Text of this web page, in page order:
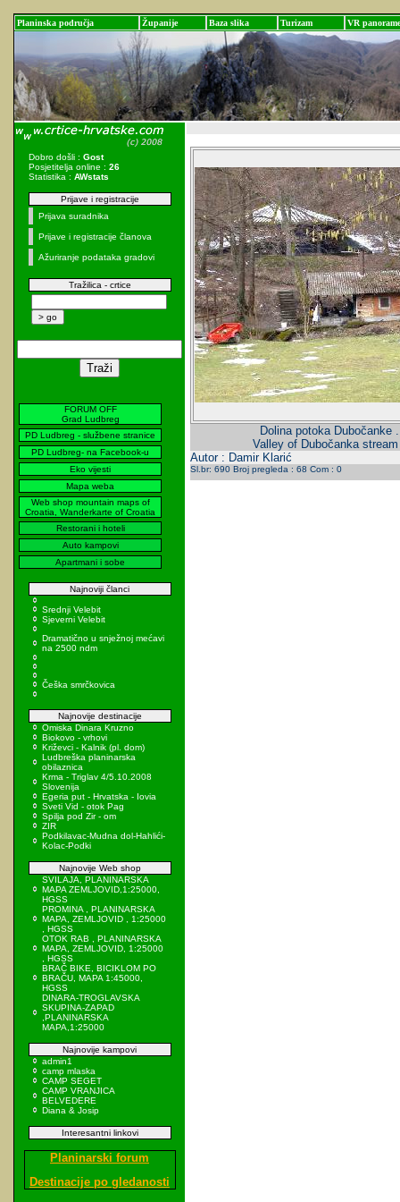
Planinska područja Županije Baza slika Turizam VR panorame
Dobro došli : Gost
Posjetitelja online : 26
Statistika : AWstats
Prijave i registracije
Prijava suradnika
Prijave i registracije članova
Ažuriranje podataka gradovi
Tražilica - crtice
FORUM OFF
Grad Ludbreg
PD Ludbreg - službene stranice
PD Ludbreg- na Facebook-u
Eko vijesti
Mapa weba
Web shop mountain maps of
Croatia, Wanderkarte of Croatia
Restorani i hoteli
Auto kampovi
Apartmani i sobe
Najnoviji članci
Srednji Velebit
Sjeverni Velebit
Dramatično u snježnoj mećavi
na 2500 ndm
Češka smrčkovica
Najnovije destinacije
Omiska Dinara Kruzno
Biokovo - vrhovi
Križevci - Kalnik (pl. dom)
Ludbreška planinarska
obilaznica
Krma - Triglav 4/5.10.2008
Slovenija
Egeria put - Hrvatska - Iovia
Sveti Vid - otok Pag
Spilja pod Zir - om
ZIR
Podkilavac-Mudna dol-Hahlići-
Kolac-Podki
Najnovije Web shop
SVILAJA, PLANINARSKA
MAPA ZEMLJOVID,1:25000,
HGSS
PROMINA , PLANINARSKA
MAPA, ZEMLJOVID , 1:25000
, HGSS
OTOK RAB , PLANINARSKA
MAPA, ZEMLJOVID, 1:25000
, HGSS
BRAČ BIKE, BICIKLOM PO
BRAČU, MAPA 1:45000,
HGSS
DINARA-TROGLAVSKA
SKUPINA-ZAPAD
,PLANINARSKA
MAPA,1:25000
Najnovije kampovi
admin1
camp mlaska
CAMP SEGET
CAMP VRANJICA
BELVEDERE
Diana & Josip
Interesantni linkovi
Planinarski forum
Destinacije po gledanosti
Dolina potoka Dubočanke
Valley of Dubočanka
Autor : Damir Klarić
Sl.br: 690 Broj pregleda : 68 Com : 0